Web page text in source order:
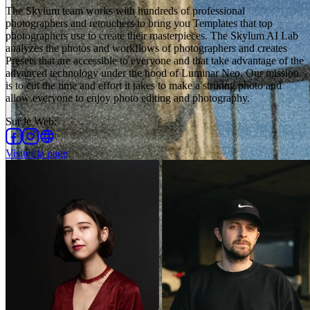
The Skylum team works with hundreds of professional
photographers and retouchers to bring you Templates that top
photographers use to create their masterpieces. The Skylum AI Lab
analyzes the photos and workflows of photographers and creates
Presets that are accessible to everyone and that take advantage of the
advanced technology under the hood of Luminar Neo. Our mission
is to cut the time and effort it takes to make a striking photo and
allow everyone to enjoy photo editing and photography.
Sur le Web:
Visiter la page